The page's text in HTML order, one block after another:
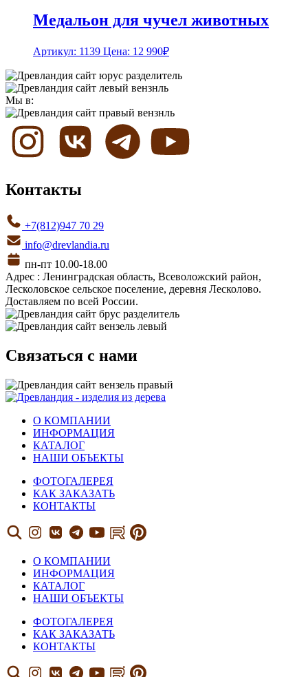
Медальон для чучел животных
Артикул: 1139 Цена: 12 990₽
Мы в:
Контакты
+7(812)947 70 29
info@drevlandia.ru
пн-пт 10.00-18.00
Адрес : Ленинградская область, Всеволожский район,
Лесколовское сельское поселение, деревня Лесколово.
Доставляем по всей России.
Связаться с нами
О КОМПАНИИ
ИНФОРМАЦИЯ
КАТАЛОГ
НАШИ ОБЪЕКТЫ
ФОТОГАЛЕРЕЯ
КАК ЗАКАЗАТЬ
КОНТАКТЫ
О КОМПАНИИ
ИНФОРМАЦИЯ
КАТАЛОГ
НАШИ ОБЪЕКТЫ
ФОТОГАЛЕРЕЯ
КАК ЗАКАЗАТЬ
КОНТАКТЫ